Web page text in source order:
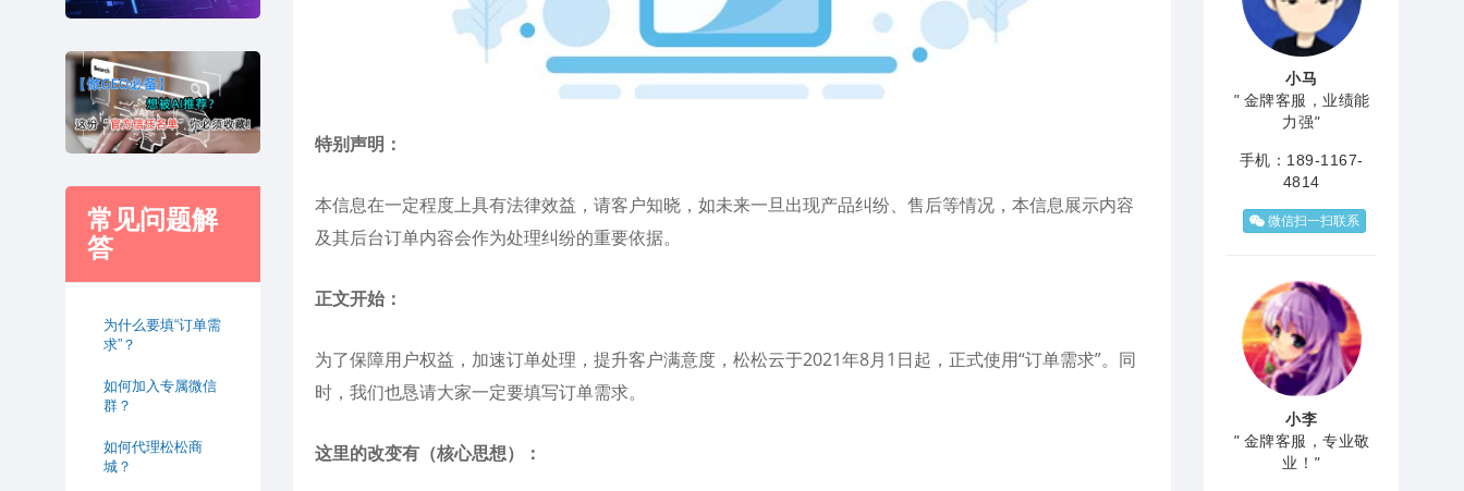
常见问题解
答
为什么要填“订单需
求”？
如何加入专属微信
群？
如何代理松松商
城？
特别声明：
本信息在一定程度上具有法律效益，请客户知晓，如未来一旦出现产品纠纷、售后等情况，本信息展示内容
及其后台订单内容会作为处理纠纷的重要依据。
正文开始：
为了保障用户权益，加速订单处理，提升客户满意度，松松云于2021年8月1日起，正式使用“订单需求”。同
时，我们也恳请大家一定要填写订单需求。
这里的改变有（核心思想）：
小马
"金牌客服，业绩能
力强"
手机：189-1167-
4814
微信扫一扫联系
小李
"金牌客服，专业敬
业！ "